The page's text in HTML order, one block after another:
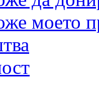
моето